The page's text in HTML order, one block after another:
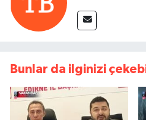
Bunlar da ilginizi